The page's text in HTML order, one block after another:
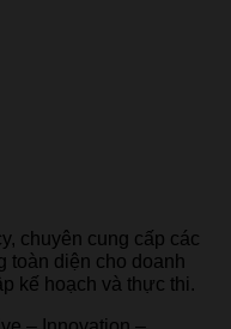
chuyên cung cấp các
toàn diện cho doanh
kế hoạch và thực thi.